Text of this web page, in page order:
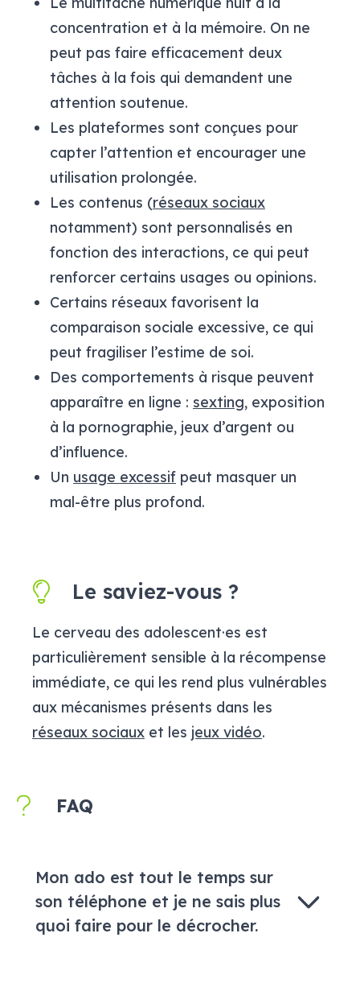
concentration et à la mémoire. On ne
peut pas faire efficacement deux
tâches à la fois qui demandent une
attention soutenue.
Les plateformes sont conçues pour
capter l’attention et encourager une
utilisation prolongée.
Les contenus (réseaux sociaux
notamment) sont personnalisés en
fonction des interactions, ce qui peut
renforcer certains usages ou opinions.
Certains réseaux favorisent la
comparaison sociale excessive, ce qui
peut fragiliser l’estime de soi.
Des comportements à risque peuvent
apparaître en ligne : sexting, exposition
à la pornographie, jeux d’argent ou
d’influence.
Un usage excessif peut masquer un
mal-être plus profond.
Le saviez-vous ?
Le cerveau des adolescent·es est
particulièrement sensible à la récompense
immédiate, ce qui les rend plus vulnérables
aux mécanismes présents dans les
réseaux sociaux et les jeux vidéo.
FAQ
Mon ado est tout le temps sur
son téléphone et je ne sais plus
quoi faire pour le décrocher.